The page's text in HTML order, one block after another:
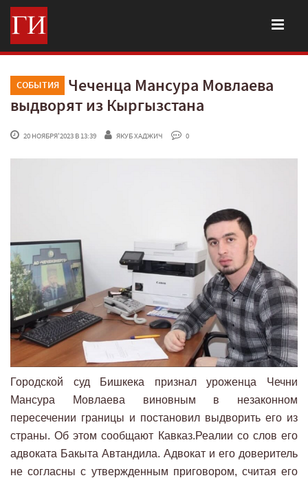
СОБЫТИЯ
Чеченца Мансура Мовлаева
выдворят из Кыргызстана
20 НОЯБРЯ'2023 В 13:39 ЯКУБ ХАДЖИЧ 0
Городской суд Бишкека признал уроженца Чечни
Мансура Мовлаева виновным в незаконном
пересечении границы и постановил выдворить его из
страны. Об этом сообщают Кавказ.Реалии со слов его
адвоката Бакыта Автандила. Адвокат и его доверитель
не согласны с утвержденным приговором, считая его